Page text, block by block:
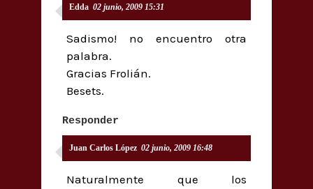
Edda 02 junio, 2009 15:31
Sadismo! no encuentro otra
palabra.
Gracias Frolián.
Besets.
Responder
Juan Carlos López 02 junio, 2009 16:48
Naturalmente que los